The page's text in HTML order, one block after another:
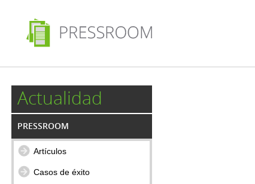
Actualidad
PRESSROOM
Artículos
Casos de éxito